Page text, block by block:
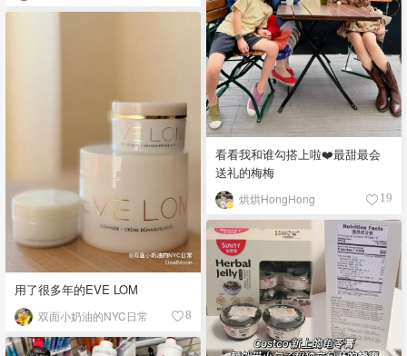
看看我和谁勾搭上啦❤️最甜最会
送礼的梅梅
烘烘HongHong 19
用了很多年的EVE LOM
双面小奶油的NYC日常 8